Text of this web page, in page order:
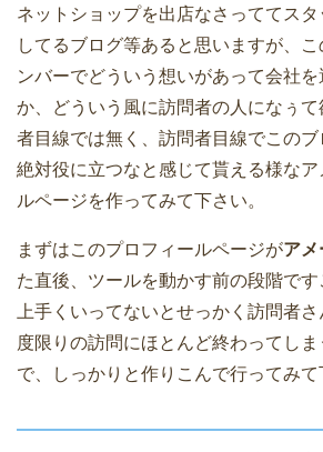
ネットショップを出店なさっててス
してるブログ等あると思いますが、
ンバーでどういう想いがあって会社
か、どういう風に訪問者の人になぅ
者目線では無く、訪問者目線でこの
絶対役に立つなと感じて貰える様な
ルページを作ってみて下さい。
まずはこのプロフィールページがアメ
た直後、ツールを動かす前の段階で
上手くいってないとせっかく訪問者
度限りの訪問にほとんど終わってし
で、しっかりと作りこんで行ってみて